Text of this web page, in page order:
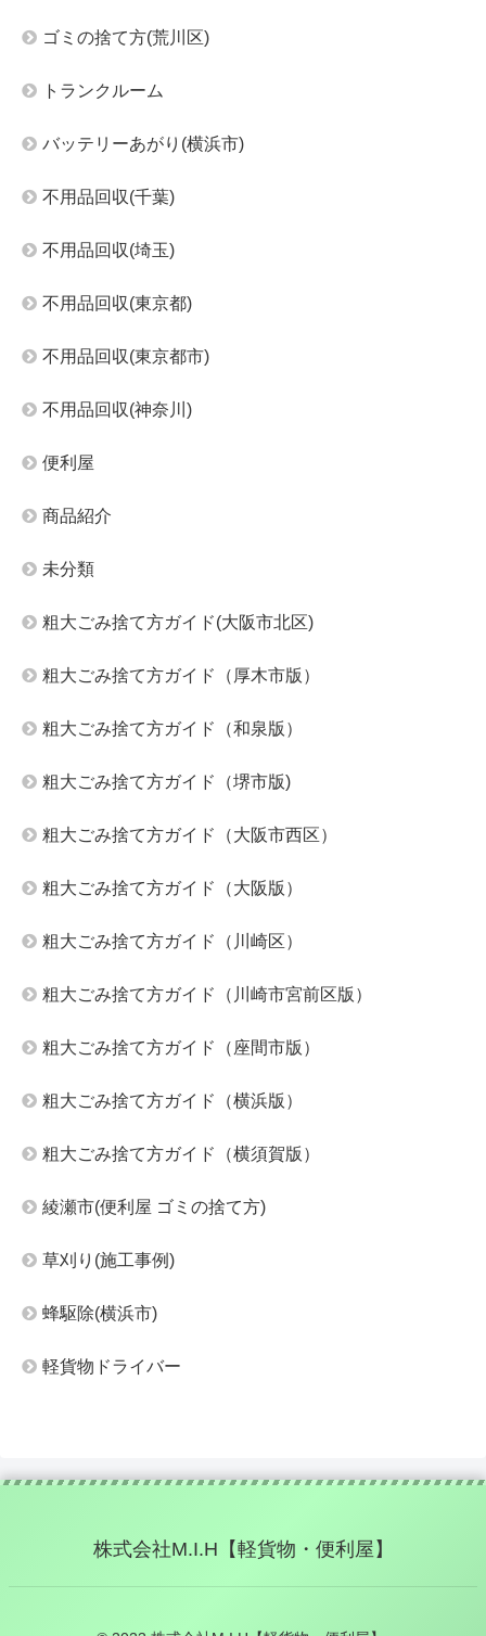
ゴミの捨て方(荒川区)
トランクルーム
バッテリーあがり(横浜市)
不用品回収(千葉)
不用品回収(埼玉)
不用品回収(東京都)
不用品回収(東京都市)
不用品回収(神奈川)
便利屋
商品紹介
未分類
粗大ごみ捨て方ガイド(大阪市北区)
粗大ごみ捨て方ガイド（厚木市版）
粗大ごみ捨て方ガイド（和泉版）
粗大ごみ捨て方ガイド（堺市版)
粗大ごみ捨て方ガイド（大阪市西区）
粗大ごみ捨て方ガイド（大阪版）
粗大ごみ捨て方ガイド（川崎区）
粗大ごみ捨て方ガイド（川崎市宮前区版）
粗大ごみ捨て方ガイド（座間市版）
粗大ごみ捨て方ガイド（横浜版）
粗大ごみ捨て方ガイド（横須賀版）
綾瀬市(便利屋 ゴミの捨て方)
草刈り(施工事例)
蜂駆除(横浜市)
軽貨物ドライバー
株式会社M.I.H【軽貨物・便利屋】